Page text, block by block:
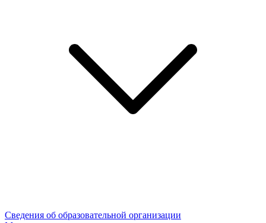
Сведения об образовательной организации